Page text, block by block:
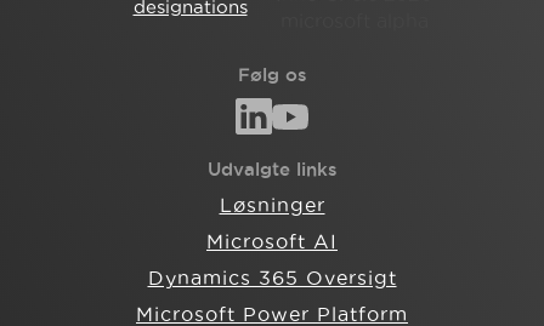
Følg os
Udvalgte links
Løsninger
Microsoft AI
Dynamics 365 Oversigt
Microsoft Power Platform